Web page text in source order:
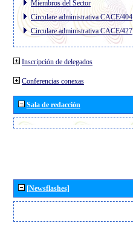
Miembros del Sector
Circulare administrativa CACE/404
Circulare administrativa CACE/427
Inscripción de delegados
Conferencias conexas
Sala de redacción
[Newsflashes]